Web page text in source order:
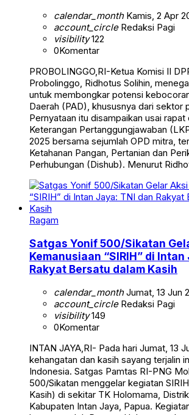
calendar_monthKamis, 2 Apr
account_circleRedaksi Pagi
visibility122
0Komentar
PROBOLINGGO,RI-Ketua Komisi II
Probolinggo, Ridhotus Solihin,
untuk membongkar potensi
Daerah (PAD), khususnya dari sektor
Pernyataan itu disampaikan usai rapat
Keterangan Pertanggungjawaban
2025 bersama sejumlah OPD mitra,
Ketahanan Pangan, Pertanian dan
Perhubungan (Dishub). Menurut
Ragam
Satgas Yonif 500/Sikatan
Kemanusiaan “SIRIH” di
Rakyat Bersatu dalam Kasih
calendar_monthJumat, 13 Jun
account_circleRedaksi Pagi
visibility149
0Komentar
INTAN JAYA,RI- Pada hari Jumat, 13
kehangatan dan kasih sayang terjalin
Indonesia. Satgas Pamtas RI-PNG
500/Sikatan menggelar kegiatan
Kasih) di sekitar TK Holomama, Distrik
Kabupaten Intan Jaya, Papua.